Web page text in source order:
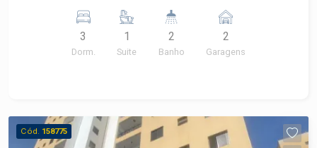
segurança e praticidade no dia a dia.
Características do imóvel: - 03 dormitórios,
sendo 01 suíte - 02 banheiros - Sala de estar
Espaço fitness - Espaço kids - Salão de festas -
Área de lazer Localização estratégica, próximo a
3
Dorm.
1
Suite
2
Banho
2
Garagens
Cód. 158775